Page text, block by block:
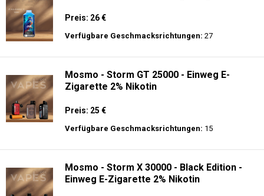
Preis: 26 €
Verfügbare Geschmacksrichtungen: 27
Mosmo - Storm GT 25000 - Einweg E-
Zigarette 2% Nikotin
Preis: 25 €
Verfügbare Geschmacksrichtungen: 15
Mosmo - Storm X 30000 - Black Edition -
Einweg E-Zigarette 2% Nikotin